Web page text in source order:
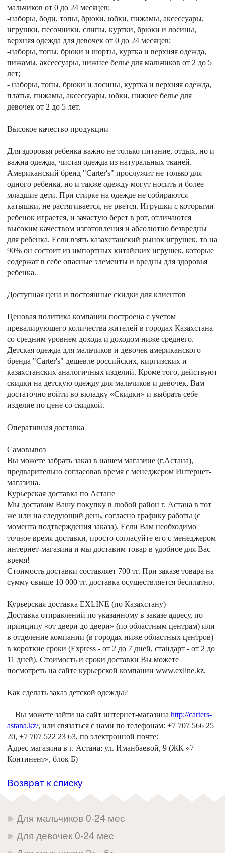
мальчиков от 0 до 24 месяцев;
-наборы, боди, топы, брюки, юбки, пижамы, аксессуары,
игрушки, песочники, слипы, куртки, брюки и лосины,
верхняя одежда для девочек от 0 до 24 месяцев;
-наборы, топы, брюки и шорты, куртка и верхняя одежда,
пижамы, аксессуары, нижнее белье для мальчиков от 2 до 5
лет;
- наборы, топы, брюки и лосины, куртка и верхняя одежда,
платья, пижамы, аксессуары, юбки, нижнее белье для
девочек от 2 до 5 лет.
Высокое качество продукции
Для здоровья ребенка важно не только питание, отдых, но и
важна одежда, чистая одежда из натуральных тканей.
Американский бренд "Carter's" прослужит не только для
одного ребенка, но и также одежду могут носить и более
младшие дети. При стирке на одежде не собираются
катышки, не растягивается, не рвется. Игрушки с которыми
ребенок играется, и зачастую берет в рот, отличаются
высоким качеством изготовления и абсолютно безвредны
для ребенка. Если взять казахстанский рынок игрушек, то на
90% он состоит из импортных китайских игрушек, которые
содержат в себе опасные элементы и вредны для здоровья
ребенка.
Доступная цена и постоянные скидки для клиентов
Ценовая политика компании построена с учетом
превалирующего количества жителей в городах Казахстана
со средним уровнем дохода и доходом ниже среднего.
Детская одежда для мальчиков и девочек американского
бренда "Carter's" дешевле российских, киргизских и
казахстанских аналогичных изделий. Кроме того, действуют
скидки на детскую одежду для мальчиков и девочек, Вам
достаточно войти во вкладку «Скидки» и выбрать себе
изделие по цене со скидкой.
Оперативная доставка
Самовывоз
Вы можете забрать заказ в нашем магазине (г.Астана),
предварительно согласовав время с менеджером Интернет-
магазина.
Курьерская доставка по Астане
Мы доставим Вашу покупку в любой район г. Астана в тот
же или на следующий день, согласно графику работы (с
момента подтверждения заказа). Если Вам необходимо
точное время доставки, просто согласуйте его с менеджером
интернет-магазина и мы доставим товар в удобное для Вас
время!
Стоимость доставки составляет 700 тг. При заказе товара на
сумму свыше 10 000 тг. доставка осуществляется бесплатно.
Курьерская доставка EXLINE (по Казахстану)
Доставка отправлений по указанному в заказе адресу, по
принципу «от двери до двери» (по областным центрам) или
в отделение компании (в городах ниже областных центров)
в короткие сроки (Express - от 2 до 7 дней, стандарт - от 2 до
11 дней). Стоимость и сроки доставки Вы можете
посмотреть на сайте курьерской компании www.exline.kz.
Как сделать заказ детской одежды?
Вы можете зайти на сайт интернет-магазина http://carters-
astana.kz/, или связаться с нами по телефонам: +7 707 566 25
20, +7 707 522 23 63, по электронной почте:
Адрес магазина в г. Астана: ул. Иманбаевой, 9 (ЖК «7
Континент», блок Б)
Возврат к списку
Для мальчиков 0-24 мес
Для девочек 0-24 мес